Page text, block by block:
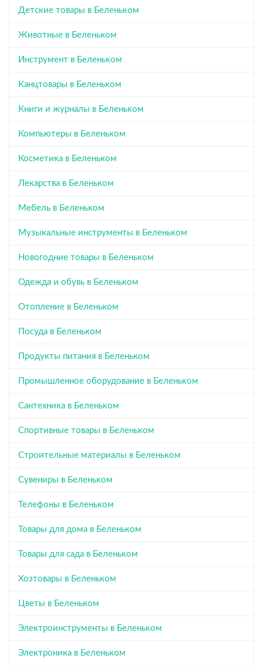
Детские товары в Беленьком
Животные в Беленьком
Инструмент в Беленьком
Канцтовары в Беленьком
Книги и журналы в Беленьком
Компьютеры в Беленьком
Косметика в Беленьком
Лекарства в Беленьком
Мебель в Беленьком
Музыкальные инструменты в Беленьком
Новогодние товары в Беленьком
Одежда и обувь в Беленьком
Отопление в Беленьком
Посуда в Беленьком
Продукты питания в Беленьком
Промышленное оборудование в Беленьком
Сантехника в Беленьком
Спортивные товары в Беленьком
Строительные материалы в Беленьком
Сувениры в Беленьком
Телефоны в Беленьком
Товары для дома в Беленьком
Товары для сада в Беленьком
Хозтовары в Беленьком
Цветы в Беленьком
Электроинструменты в Беленьком
Электроника в Беленьком